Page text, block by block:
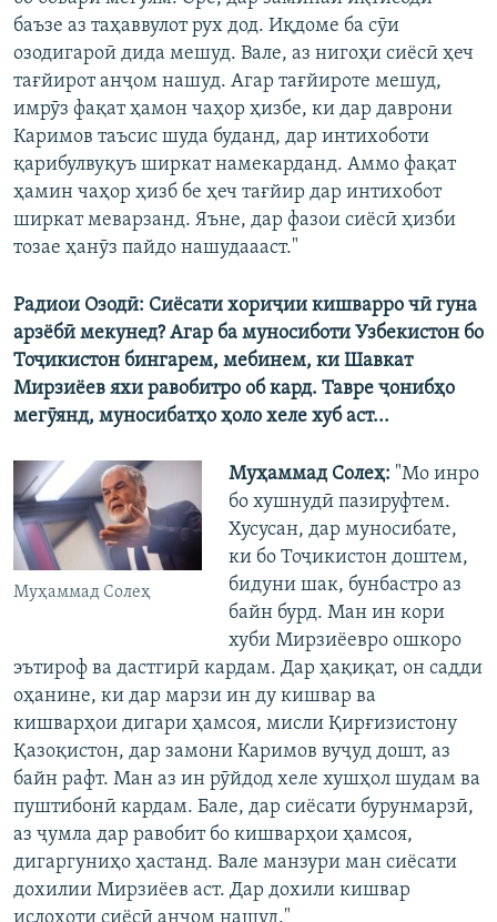
баъзе аз таҳаввулот рух дод. Иқдоме ба сӯи
озодигароӣ дида мешуд. Вале, аз нигоҳи сиёсӣ ҳеч
тағйирот анҷом нашуд. Агар тағйироте мешуд,
имрӯз фақат ҳамон чаҳор ҳизбе, ки дар даврони
Каримов таъсис шуда буданд, дар интихоботи
қарибулвуқуъ ширкат намекарданд. Аммо фақат
ҳамин чаҳор ҳизб бе ҳеч тағйир дар интихобот
ширкат меварзанд. Яъне, дар фазои сиёсӣ ҳизби
тозае ҳанӯз пайдо нашудаааст."
Радиои Озодӣ: Сиёсати хориҷии кишварро чӣ гуна
арзёбӣ мекунед? Агар ба муносиботи Узбекистон бо
Тоҷикистон бингарем, мебинем, ки Шавкат
Мирзиёев яхи равобитро об кард. Тавре ҷонибҳо
мегӯянд, муносибатҳо ҳоло хеле хуб аст...
Муҳаммад Солеҳ
Муҳаммад Солеҳ: "Мо инро
бо хушнудӣ пазируфтем.
Хусусан, дар муносибате,
ки бо Тоҷикистон доштем,
бидуни шак, бунбастро аз
байн бурд. Ман ин кори
хуби Мирзиёевро ошкоро
эътироф ва дастгирӣ кардам. Дар ҳақиқат, он садди
оҳанине, ки дар марзи ин ду кишвар ва
кишварҳои дигари ҳамсоя, мисли Қирғизистону
Қазоқистон, дар замони Каримов вуҷуд дошт, аз
байн рафт. Ман аз ин рӯйдод хеле хушҳол шудам ва
пуштибонӣ кардам. Бале, дар сиёсати бурунмарзӣ,
аз ҷумла дар равобит бо кишварҳои ҳамсоя,
дигаргуниҳо ҳастанд. Вале манзури ман сиёсати
дохилии Мирзиёев аст. Дар дохили кишвар